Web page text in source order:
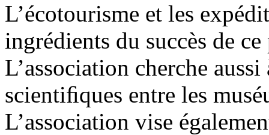
L’écotourisme et les
ingrédients du succès de
L’association cherche
scientiﬁques entre les
L’association vise